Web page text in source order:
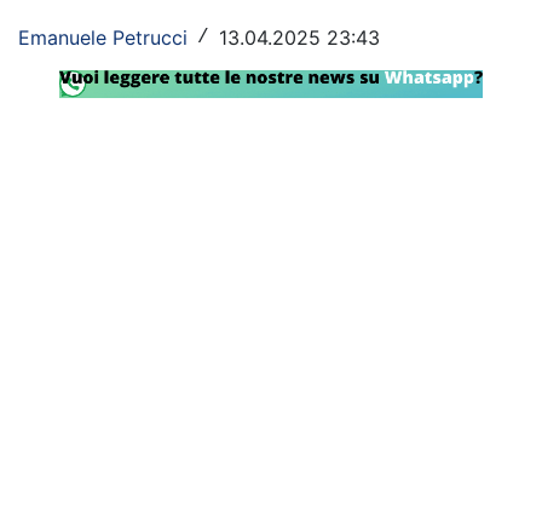
Tennis
Vela
Emanuele Petrucci / 13.04.2025 23:43